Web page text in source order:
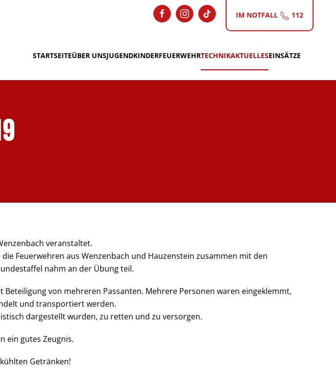
IM NOTFALL 112
STARTSEITEÜBER UNSJUGENDKINDERFEUERWEHRTECHNIKAKTUELLESEINSÄTZE
veranstaltet.
Feuerwehren aus Wenzenbach und Hauzenstein zusammen mit den
nahm an der Übung teil.
von mehreren Passanten. Mehrere Personen waren eingeklemmt,
und transportiert werden.
dargestellt wurden, zu retten und zu versorgen.
ein gutes Zeugnis.
Getränken!